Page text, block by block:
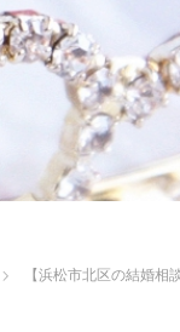
【浜松市北区の結婚相